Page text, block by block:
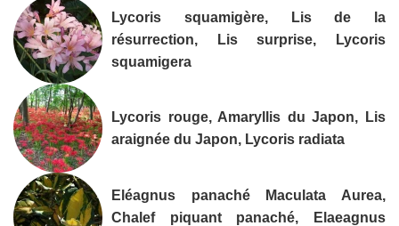
Lycoris squamigère, Lis de la
résurrection, Lis surprise, Lycoris
squamigera
Lycoris rouge, Amaryllis du Japon, Lis
araignée du Japon, Lycoris radiata
Eléagnus panaché Maculata Aurea,
Chalef piquant panaché, Elaeagnus